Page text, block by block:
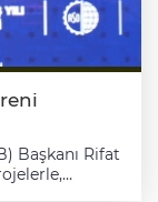
Başkanı Rifat